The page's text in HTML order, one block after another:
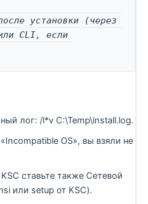
установки (через
CLI, если
лог: /l*v C:\Temp\install.log.
OS», вы взяли не
ставьте также Сетевой
или setup от KSC).